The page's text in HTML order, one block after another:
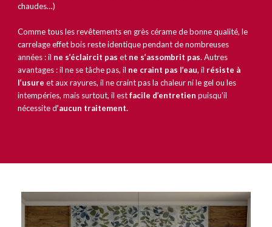
chaudes…)
Comme tous les revêtements en grès cérame de bonne qualité, le
carrelage effet bois reste identique pendant de nombreuses
années : il ne s’éclaircit pas et ne s’assombrit pas. Autres
avantages : il ne se tâche pas, il ne craint pas l’eau, il résiste à
l’usure et aux rayures, il ne craint pas la chaleur ni le gel ou les
intempéries, mais surtout, il estfacile d’entretien puisqu’il
nécessite d’aucun traitement.